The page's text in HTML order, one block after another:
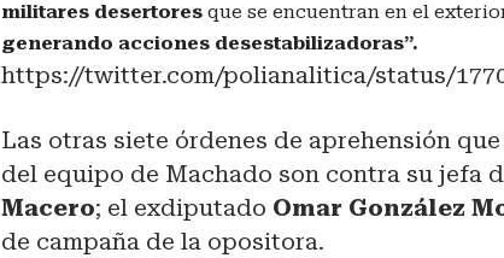
militares desertores que se encuentran en el
generando acciones desestabilizadoras”.
https://twitter.com/polianalitica/status/
Las otras siete órdenes de aprehensión
del equipo de Machado son contra su jefa
Macero; el exdiputado Omar González
de campaña de la opositora.